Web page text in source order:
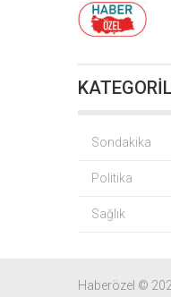
Sondakika
Politika
Sağlık
Haberözel ©